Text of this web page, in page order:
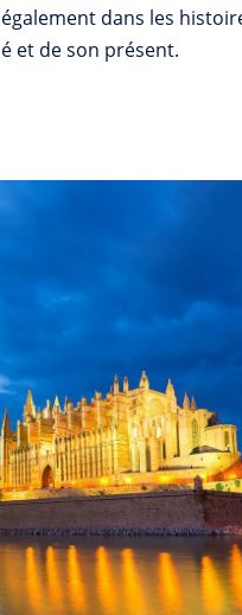
dans les
et de son présent.